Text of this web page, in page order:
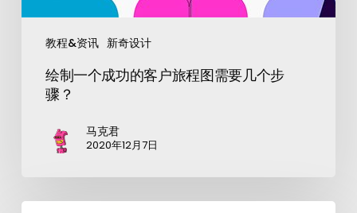
教程&资讯 新奇设计
绘制一个成功的客户旅程图需要几个步
骤？
马克君
2020年12月7日